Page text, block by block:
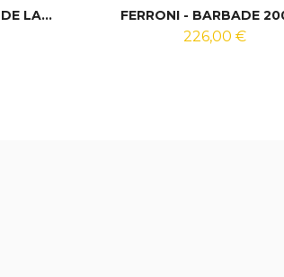
LA... FERRONI - BARBADE
226,00 €